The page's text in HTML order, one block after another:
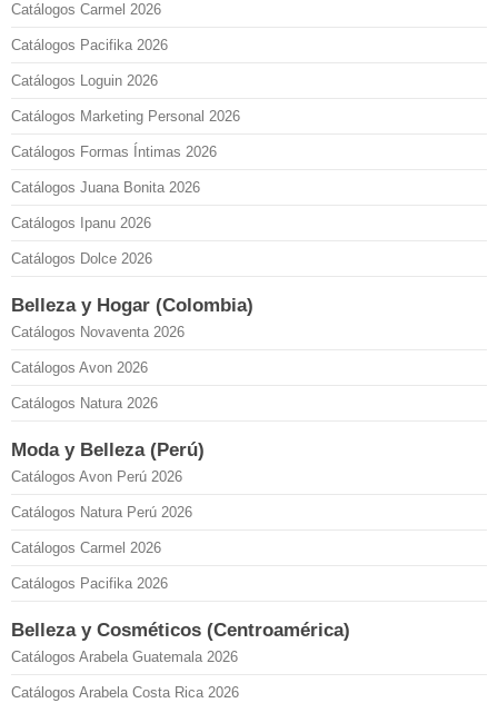
Catálogos Carmel 2026
Catálogos Pacifika 2026
Catálogos Loguin 2026
Catálogos Marketing Personal 2026
Catálogos Formas Íntimas 2026
Catálogos Juana Bonita 2026
Catálogos Ipanu 2026
Catálogos Dolce 2026
Belleza y Hogar (Colombia)
Catálogos Novaventa 2026
Catálogos Avon 2026
Catálogos Natura 2026
Moda y Belleza (Perú)
Catálogos Avon Perú 2026
Catálogos Natura Perú 2026
Catálogos Carmel 2026
Catálogos Pacifika 2026
Belleza y Cosméticos (Centroamérica)
Catálogos Arabela Guatemala 2026
Catálogos Arabela Costa Rica 2026